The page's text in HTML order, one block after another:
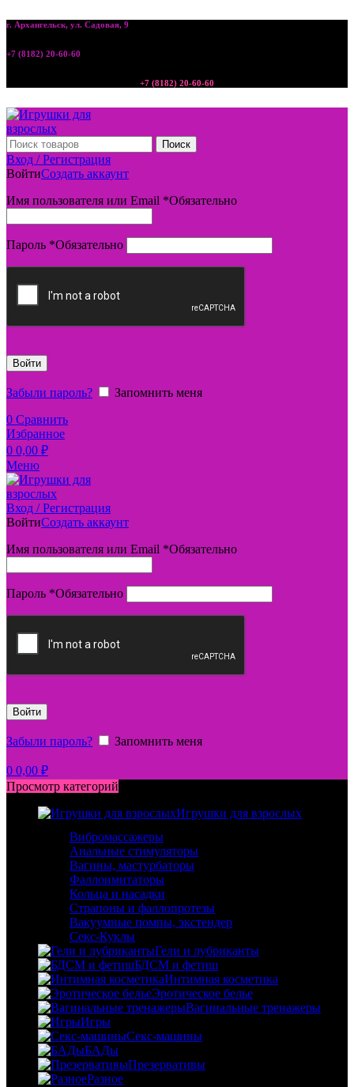
г. Архангельск, ул. Садовая, 9
+7 (8182) 20-60-60
+7 (8182) 20-60-60
Поиск
Вход / Регистрация
ВойтиСоздать аккаунт
Имя пользователя или Email *Обязательно
Пароль *Обязательно
Войти
Забыли пароль?
Запомнить меня
0 Сравнить
Избранное
0 0,00 ₽
Меню
Вход / Регистрация
ВойтиСоздать аккаунт
Имя пользователя или Email *Обязательно
Пароль *Обязательно
Войти
Забыли пароль? Запомнить меня
0 0,00 ₽
Просмотр категорий
Игрушки для взрослых
Вибромассажеры
Анальные стимуляторы
Вагины, мастурбаторы
Фаллоимитаторы
Кольца и насадки
Страпоны и фаллопротезы
Вакуумные помпы, экстендер
Секс-Куклы
Гели и лубриканты
БДСМ и фетиш
Интимная косметика
Эротическое белье
Вагинальные тренажеры
Игры
Секс-машины
БАДы
Презервативы
Разное